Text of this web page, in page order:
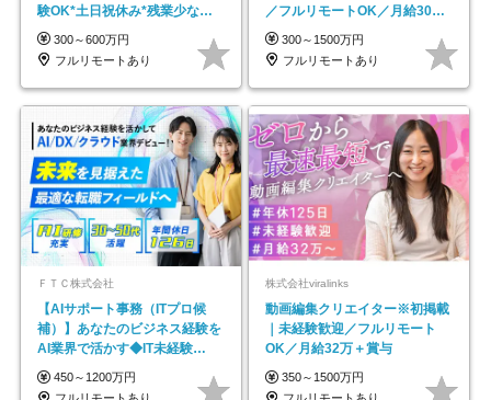
験OK*土日祝休み*残業少なめ*
在宅勤務手当あり
300～600万円
フルリモートあり
／フルリモートOK／月給30万
円～／年休130日以上
300～1500万円
フルリモートあり
ＦＴＣ株式会社
【AIサポート事務（ITプロ候
補）】あなたのビジネス経験を
AI業界で活かす◆IT未経験
OK◆目指せるコンサル
450～1200万円
株式会社viralinks
動画編集クリエイター※初掲載
｜未経験歓迎／フルリモート
OK／月給32万＋賞与
350～1500万円